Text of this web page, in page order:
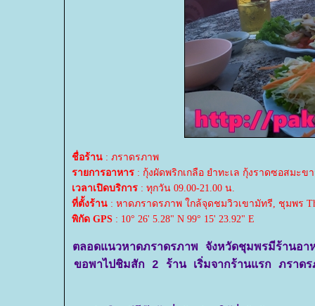
ชื่อร้าน : ภราดรภาพ
รายการอาหาร : กุ้งผัดพริกเกลือ ยำทะเล กุ้งราดซอสมะข
เวลาเปิดบริการ : ทุกวัน 09.00-21.00 น.
ที่ตั้งร้าน : หาดภราดรภาพ ใกล้จุดชมวิวเขามัทรี, ชุมพร
พิกัด GPS : 10° 26' 5.28" N 99° 15' 23.92" E
ตลอดแนวหาดภราดรภาพ จังหวัดชุมพรมีร้านอา
ขอพาไปชิมสัก 2 ร้าน เริ่มจากร้านแรก ภราดร